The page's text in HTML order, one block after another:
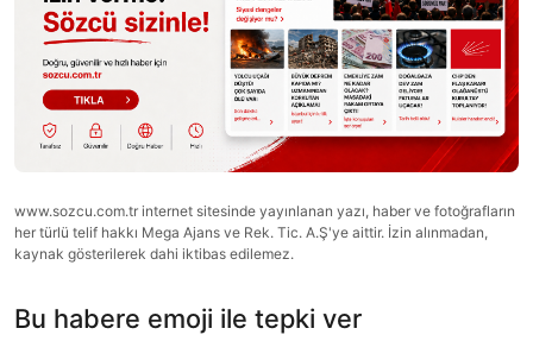
www.sozcu.com.tr internet sitesinde yayınlanan yazı, haber ve fotoğrafların
her türlü telif hakkı Mega Ajans ve Rek. Tic. A.Ş'ye aittir. İzin alınmadan,
kaynak gösterilerek dahi iktibas edilemez.
Bu habere emoji ile tepki ver